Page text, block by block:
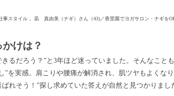
事スタイル 。凪 真由美（ナギ）さん（43)／香里園でヨガサロン・ナギを
けは？
るだろう？”と3年ほど迷っていました。そんなこと
”を実感。肩こりや腰痛が解消され、肌ツヤもよくな
れそう！”探し求めていた答えが自然と見つかりまし